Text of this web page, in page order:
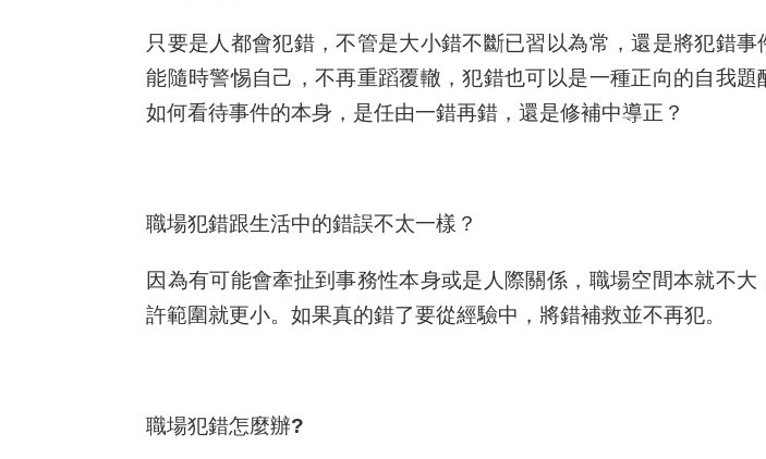
只要是人都會犯錯，不管是大小錯不斷已習以為常，還是將犯錯事
能隨時警惕自己，不再重蹈覆轍，犯錯也可以是一種正向的自我題
如何看待事件的本身，是任由一錯再錯，還是修補中導正？
職場犯錯跟生活中的錯誤不太一樣？
因為有可能會牽扯到事務性本身或是人際關係，職場空間本就不大
許範圍就更小。如果真的錯了要從經驗中，將錯補救並不再犯。
職場犯錯怎麼辦?